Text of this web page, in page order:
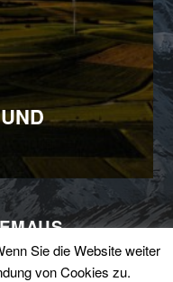
NORÉN
Sie die Website weiter
von Cookies zu.